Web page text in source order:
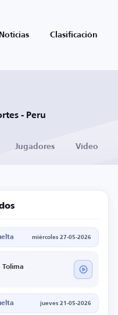
Noticias Clasificación
- Peru
Jugadores Vídeo
miércoles 27-05-2026
Tolima
jueves 21-05-2026